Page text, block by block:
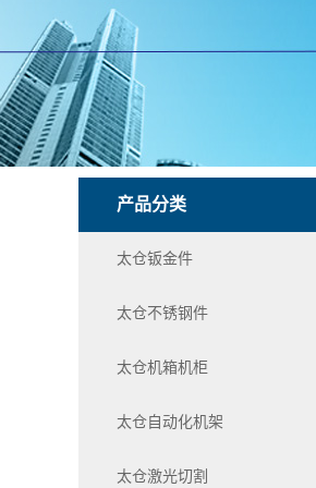
产品分类
太仓钣金件
太仓不锈钢件
太仓机箱机柜
太仓自动化机架
太仓激光切割